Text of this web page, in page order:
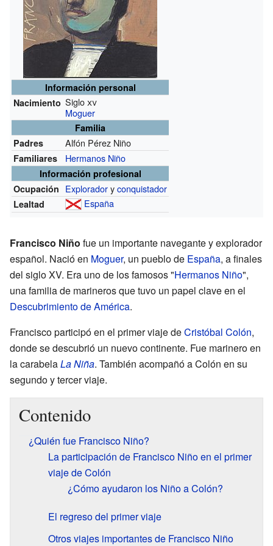
Información personal
Nacimiento Sigloxv
Moguer
Familia
Padres
Alfón Pérez Niño
Familiares Hermanos Niño
Información profesional
Ocupación Exploradoryconquistador
Lealtad España
Francisco Niño fue un importante navegante y explorador
español. Nació en Moguer, un pueblo de España, a finales
del siglo XV. Era uno de los famosos "Hermanos Niño",
una familia de marineros que tuvo un papel clave en el
Descubrimiento de América.
Francisco participó en el primer viaje deCristóbal Colón,
donde se descubrió un nuevo continente. Fue marinero en
la carabelaLa Niña. También acompañó a Colón en su
segundo y tercer viaje.
Contenido
¿Quién fue Francisco Niño?
La participación de Francisco Niño en el primer
viaje de Colón
¿Cómo ayudaron los Niño a Colón?
El regreso del primer viaje
Otros viajes importantes de Francisco Niño